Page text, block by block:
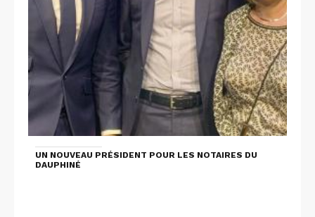
UN NOUVEAU PRÉSIDENT POUR LES NOTAIRES DU
DAUPHINÉ